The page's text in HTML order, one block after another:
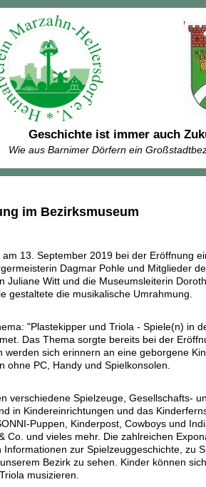
Geschichte ist immer auch
Wie aus Barnimer Dörfern ein
im Bezirksmuseum
13. September 2019 bei der Eröffnung
Dagmar Pohle und Mitglieder
Juliane Witt und die Museumsleiterin
gestaltete die musikalische Umrahmung.
"Plastekipper und Triola - Spiele(n) in
Das Thema sorgte bereits bei der
werden sich erinnern an eine geborgene
ohne PC, Handy und Spielkonsolen.
verschiedene Spielzeuge, Gesellschafts-
in Kindereinrichtungen und das
Puppen, Kinderpost, Cowboys und
Co. und vieles mehr. Die zahlreichen
Informationen zur Spielzeuggeschichte, zu
Bezirk zu sehen. Kinder können
musizieren.